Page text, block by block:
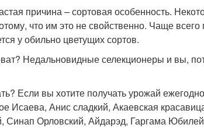
причина – сортовая особенность.
что им это не свойственно. Чаще
у обильно цветущих сортов.
Недальновидные селекционеры и вы,
Если вы хотите получать урожай
Исаева, Анис сладкий, Акаевская
Синап Орловский, Айдарэд, Гаргама